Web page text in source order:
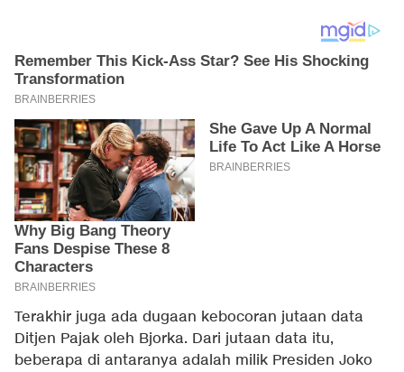
Terakhir juga ada dugaan kebocoran jutaan data
Ditjen Pajak oleh Bjorka. Dari jutaan data itu,
beberapa di antaranya adalah milik Presiden Joko